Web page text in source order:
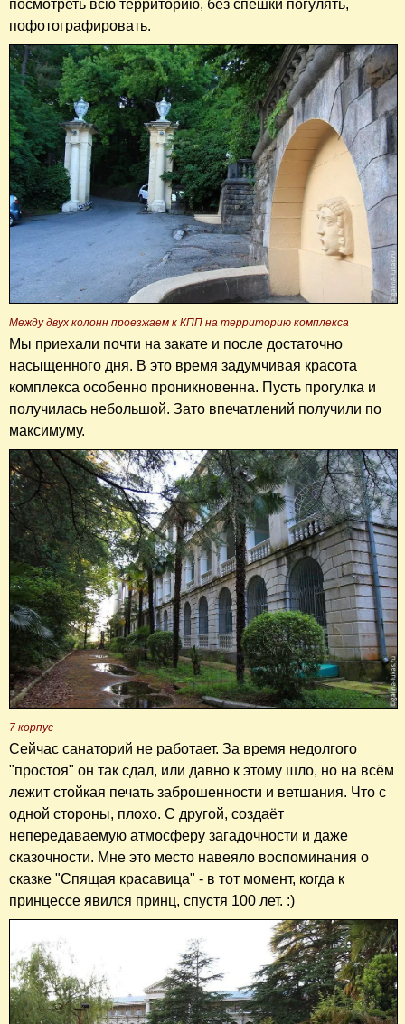
посмотреть всю территорию, без спешки погулять,
пофотографировать.
Между двух колонн проезжаем к КПП на территорию комплекса
Мы приехали почти на закате и после достаточно
насыщенного дня. В это время задумчивая красота
комплекса особенно проникновенна. Пусть прогулка и
получилась небольшой. Зато впечатлений получили по
максимуму.
7 корпус
Сейчас санаторий не работает. За время недолгого
"простоя" он так сдал, или давно к этому шло, но на всём
лежит стойкая печать заброшенности и ветшания. Что с
одной стороны, плохо. С другой, создаёт
непередаваемую атмосферу загадочности и даже
сказочности. Мне это место навеяло воспоминания о
сказке "Спящая красавица" - в тот момент, когда к
принцессе явился принц, спустя 100 лет. :)